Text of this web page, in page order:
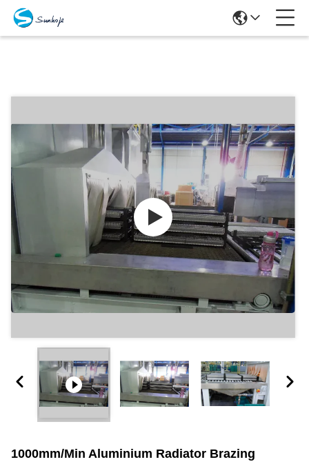
1000mm/Min Aluminium Radiator Brazing